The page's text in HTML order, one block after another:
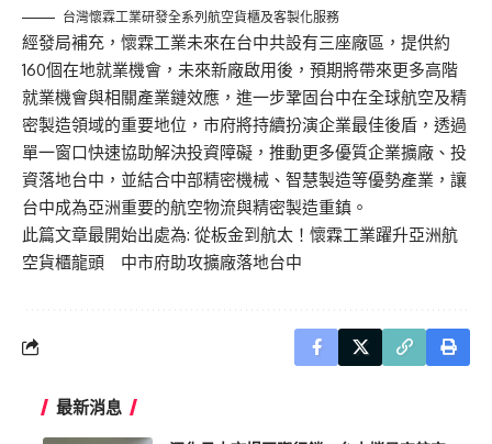
台灣懷霖工業研發全系列航空貨櫃及客製化服務
經發局補充，懷霖工業未來在台中共設有三座廠區，提供約
160個在地就業機會，未來新廠啟用後，預期將帶來更多高階
就業機會與相關產業鏈效應，進一步鞏固台中在全球航空及精
密製造領域的重要地位，市府將持續扮演企業最佳後盾，透過
單一窗口快速協助解決投資障礙，推動更多優質企業擴廠、投
資落地台中，並結合中部精密機械、智慧製造等優勢產業，讓
台中成為亞洲重要的航空物流與精密製造重鎮。
此篇文章最開始出處為: 從板金到航太！懷霖工業躍升亞洲航
空貨櫃龍頭 中市府助攻擴廠落地台中
最新消息